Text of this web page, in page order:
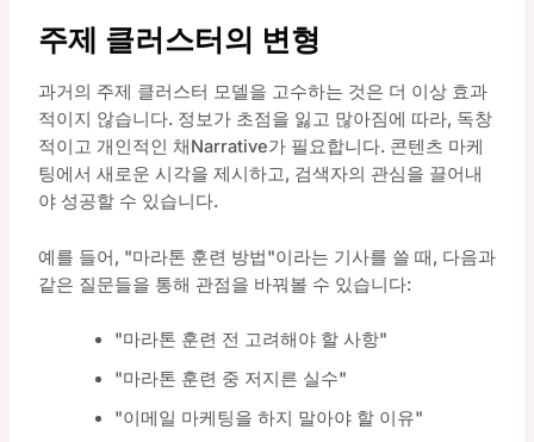
주제 클러스터의 변형
과거의 주제 클러스터 모델을 고수하는 것은 더 이상 효과
적이지 않습니다. 정보가 초점을 잃고 많아짐에 따라, 독창
적이고 개인적인 채Narrative가 필요합니다. 콘텐츠 마케
팅에서 새로운 시각을 제시하고, 검색자의 관심을 끌어내
야 성공할 수 있습니다.
예를 들어, "마라톤 훈련 방법"이라는 기사를 쓸 때, 다음과
같은 질문들을 통해 관점을 바꿔볼 수 있습니다:
"마라톤 훈련 전 고려해야 할 사항"
"마라톤 훈련 중 저지른 실수"
"이메일 마케팅을 하지 말아야 할 이유"